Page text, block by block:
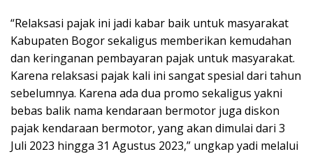
“Relaksasi pajak ini jadi kabar baik untuk masyarakat
Kabupaten Bogor sekaligus memberikan kemudahan
dan keringanan pembayaran pajak untuk masyarakat.
Karena relaksasi pajak kali ini sangat spesial dari tahun
sebelumnya. Karena ada dua promo sekaligus yakni
bebas balik nama kendaraan bermotor juga diskon
pajak kendaraan bermotor, yang akan dimulai dari 3
Juli 2023 hingga 31 Agustus 2023,” ungkap yadi melalui